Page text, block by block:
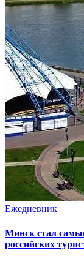
Ежедневник
Минск стал
российских